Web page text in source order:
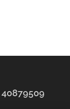
40879509